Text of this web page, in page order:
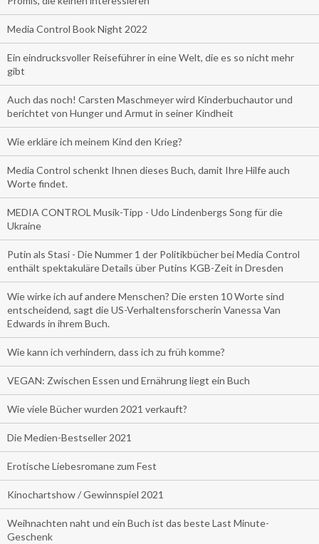
Media Control Book Night 2022
Ein eindrucksvoller Reiseführer in eine Welt, die es so nicht mehr
gibt
Auch das noch! Carsten Maschmeyer wird Kinderbuchautor und
berichtet von Hunger und Armut in seiner Kindheit
Wie erkläre ich meinem Kind den Krieg?
Media Control schenkt Ihnen dieses Buch, damit Ihre Hilfe auch
Worte findet.
MEDIA CONTROL Musik-Tipp - Udo Lindenbergs Song für die
Ukraine
Putin als Stasi - Die Nummer 1 der Politikbücher bei Media Control
enthält spektakuläre Details über Putins KGB-Zeit in Dresden
Wie wirke ich auf andere Menschen? Die ersten 10 Worte sind
entscheidend, sagt die US-Verhaltensforscherin Vanessa Van
Edwards in ihrem Buch.
Wie kann ich verhindern, dass ich zu früh komme?
VEGAN: Zwischen Essen und Ernährung liegt ein Buch
Wie viele Bücher wurden 2021 verkauft?
Die Medien-Bestseller 2021
Erotische Liebesromane zum Fest
Kinochartshow / Gewinnspiel 2021
Weihnachten naht und ein Buch ist das beste Last Minute-
Geschenk